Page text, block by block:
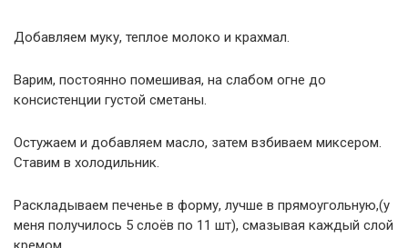
Добавляем муку, теплое молоко и крахмал.
Варим, постоянно помешивая, на слабом огне до
консистенции густой сметаны.
Остужаем и добавляем масло, затем взбиваем миксером.
Ставим в холодильник.
Раскладываем печенье в форму, лучше в прямоугольную,(у
меня получилось 5 слоёв по 11 шт), смазывая каждый слой